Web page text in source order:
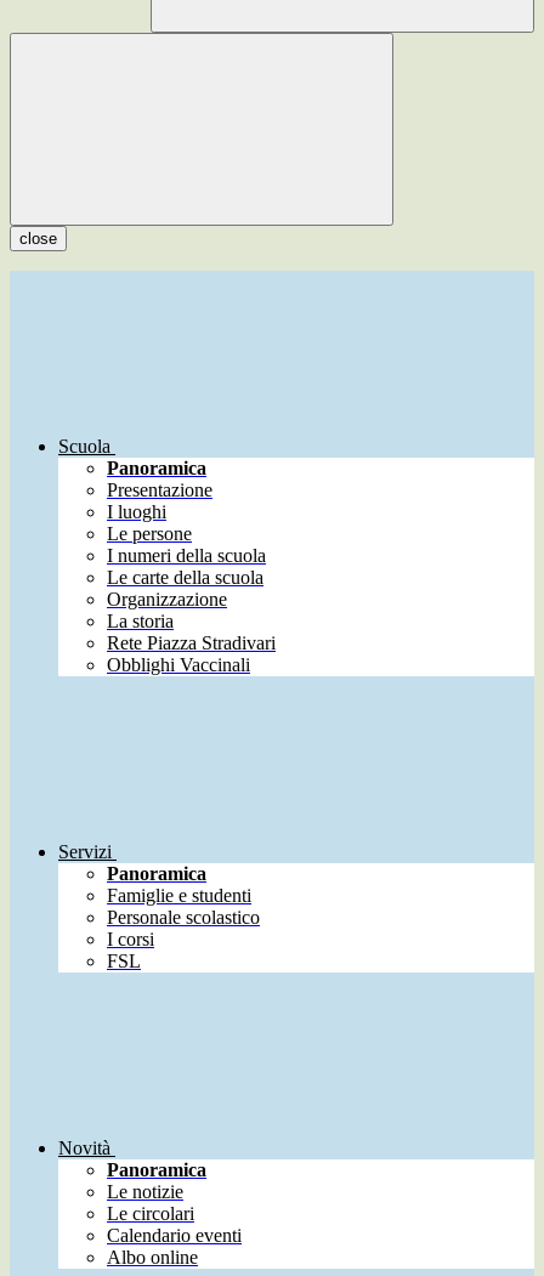
close
Scuola
Panoramica
Presentazione
I luoghi
Le persone
I numeri della scuola
Le carte della scuola
Organizzazione
La storia
Rete Piazza Stradivari
Obblighi Vaccinali
Servizi
Panoramica
Famiglie e studenti
Personale scolastico
I corsi
FSL
Novità
Panoramica
Le notizie
Le circolari
Calendario eventi
Albo online